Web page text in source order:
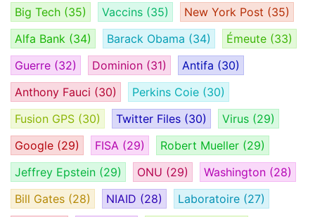
Big Tech (35) Vaccins (35) New York Post (35)
Alfa Bank (34) Barack Obama (34) Émeute (33)
Guerre (32) Dominion (31) Antifa (30)
Anthony Fauci (30) Perkins Coie (30)
Fusion GPS (30) Twitter Files (30) Virus (29)
Google (29) FISA (29) Robert Mueller (29)
Jeffrey Epstein (29) ONU (29) Washington (28)
Bill Gates (28) NIAID (28) Laboratoire (27)